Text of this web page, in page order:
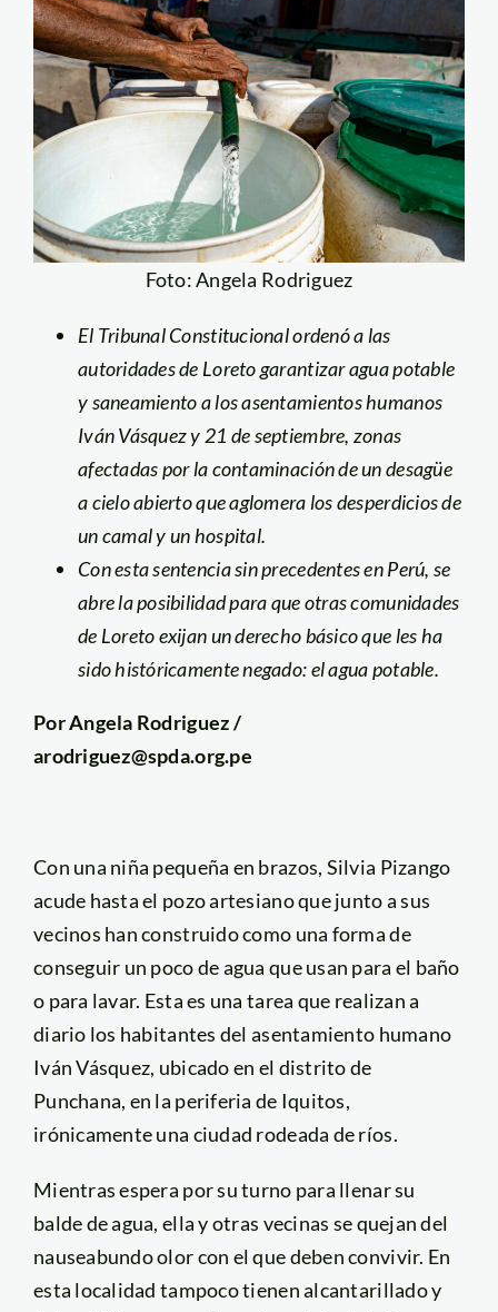
Foto: Angela Rodriguez
El Tribunal Constitucional ordenó a las
autoridades de Loreto garantizar agua potable
y saneamiento a los asentamientos humanos
Iván Vásquez y 21 de septiembre, zonas
afectadas por la contaminación de un desagüe
a cielo abierto que aglomera los desperdicios de
un camal y un hospital.
Con esta sentencia sin precedentes en Perú, se
abre la posibilidad para que otras comunidades
de Loreto exijan un derecho básico que les ha
sido históricamente negado: el agua potable.
Por Angela Rodriguez /
arodriguez@spda.org.pe
Con una niña pequeña en brazos, Silvia Pizango
acude hasta el pozo artesiano que junto a sus
vecinos han construido como una forma de
conseguir un poco de agua que usan para el baño
o para lavar. Esta es una tarea que realizan a
diario los habitantes del asentamiento humano
Iván Vásquez, ubicado en el distrito de
Punchana, en la periferia de Iquitos,
irónicamente una ciudad rodeada de ríos.
Mientras espera por su turno para llenar su
balde de agua, ella y otras vecinas se quejan del
nauseabundo olor con el que deben convivir. En
esta localidad tampoco tienen alcantarillado y